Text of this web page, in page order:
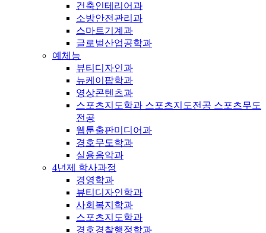
건축인테리어과
소방안전관리과
스마트기계과
글로벌산업공학과
예체능
뷰티디자인과
뉴케이팝학과
영상콘텐츠과
스포츠지도학과 스포츠지도전공 스포츠무도
전공
웹툰출판미디어과
경호무도학과
실용음악과
4년제 학사과정
경영학과
뷰티디자인학과
사회복지학과
스포츠지도학과
경호경찰행정학과